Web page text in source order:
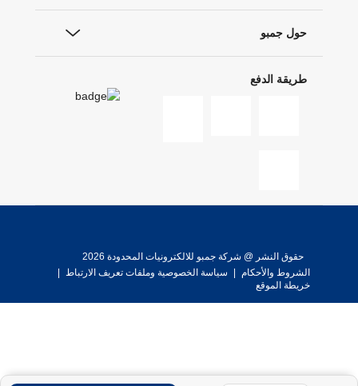
حول جمبو
طريقة الدفع
حقوق النشر @ شركة جمبو للالكترونيات المحدودة 2026
الشروط والأحكام
سياسة الخصوصية وملفات تعريف الارتباط
خريطة الموقع